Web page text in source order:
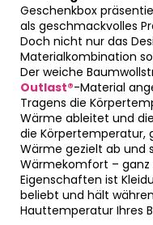
Geschenkbox
als geschmackvolles
Doch nicht nur das
Materialkombination
Der weiche
Outlast®-Material
Tragens die
Wärme ableitet und
die Körpertemperatur,
Wärme gezielt ab und
Wärmekomfort – ganz
Eigenschaften ist
beliebt und hält
Hauttemperatur Ihres